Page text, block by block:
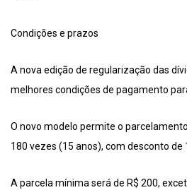
Condições e prazos
A nova edição de regularização das
melhores condições de pagamento
O novo modelo permite o
180 vezes (15 anos), com desconto de
A parcela mínima será de R$ 200,